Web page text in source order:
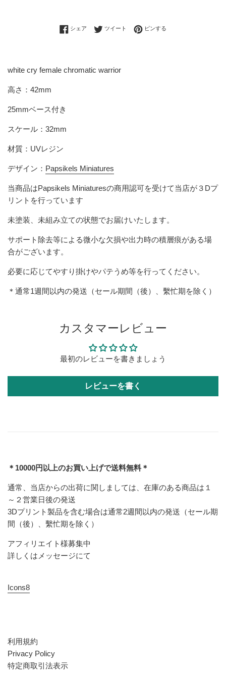
シェア Facebookでシェアする
ツイート Twitterに投稿する
ピンする
white cry female chromatic warrior
高さ：42mm
25mmベース付き
スケール：32mm
材質：UVレジン
デザイン： Papsikels Miniatures
当商品はPapsikels Miniaturesの商用認可を受けて当店が３Dプ
リントを行っています
未塗装、未組み立ての状態でお届けいたします。
サポート除去等による微小な欠損や出力時の積層痕がある場
合がございます。
必要に応じてやすり掛けやパテうめ等を行ってください。
＊通常1週間以内の発送（セール期間（後）、繫忙期を除く）
カスタマーレビュー
最初のレビューを書きましょう
レビューを書く
＊10000円以上のお買い上げで送料無料＊
通常、当店からの出荷に関しましては、在庫のある商品は１
～２営業日後の発送
3Dプリント製品を含む場合は通常2週間以内の発送（セール期
間（後）、繫忙期を除く）
アフィリエイト様募集中
詳しくはメッセージにて
Icons8
利用規約
Privacy Policy
特定商取引法表示